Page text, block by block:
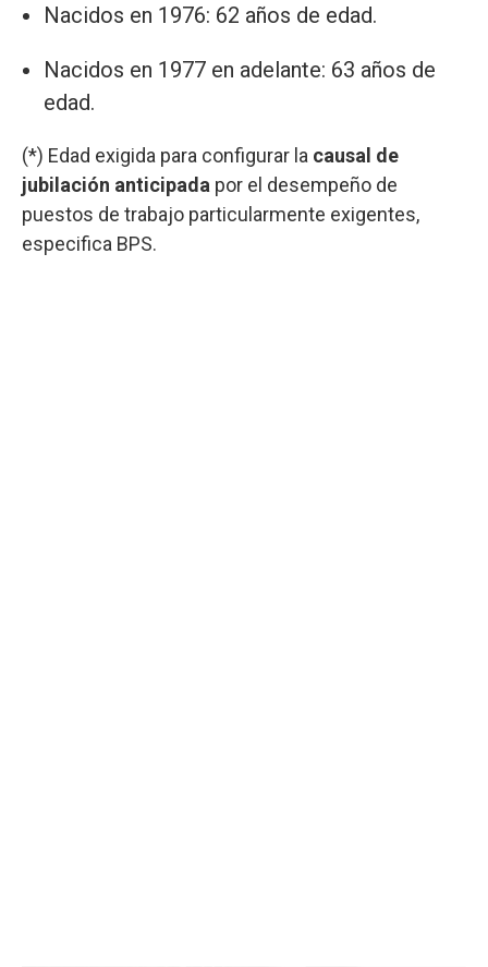
Nacidos en 1976: 62 años de edad.
Nacidos en 1977 en adelante: 63 años de
edad.
(*) Edad exigida para configurar la causal de
jubilación anticipada por el desempeño de
puestos de trabajo particularmente exigentes,
especifica BPS.